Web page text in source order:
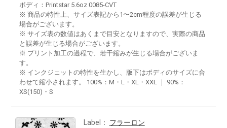
ボディ：Printstar 5.6oz 0085-CVT
※ 商品の特性上、サイズ表記から1〜2cm程度の誤差が生じる
場合がございます。
※ サイズ表の数値はあくまで目安となりますので、実際の商品
と誤差が生じる場合がございます。
※ プリント加工の過程で、若干縮みが生じる場合がございま
す。
※ インクジェットの特性を生かし、版下はボディのサイズに合
わせて縮小されます。 100%：M・L・XL・XXL ｜ 90%：
XS(150)・S
Label： フラーロン